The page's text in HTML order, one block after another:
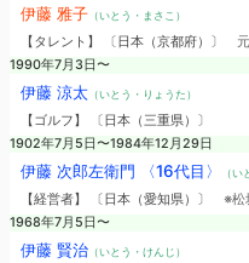
伊藤 雅子（いとう・まさこ）
【タレント】 〔日本（京都府）〕
1990年7月3日〜
伊藤 涼太（いとう・りょうた）
【ゴルフ】 〔日本（三重県）〕
1902年7月5日〜1984年12月29日
伊藤 次郎左衛門 〈16代目〉 （
【経営者】 〔日本（愛知県）〕 ※松
1968年7月5日〜
伊藤 賢治（いとう・けんじ）